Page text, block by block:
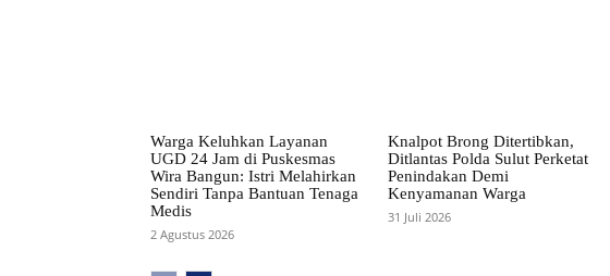
Warga Keluhkan Layanan
UGD 24 Jam di Puskesmas
Wira Bangun: Istri Melahirkan
Sendiri Tanpa Bantuan Tenaga
Medis
2 Agustus 2026
Knalpot Brong Ditertibkan,
Ditlantas Polda Sulut Perketat
Penindakan Demi
Kenyamanan Warga
31 Juli 2026